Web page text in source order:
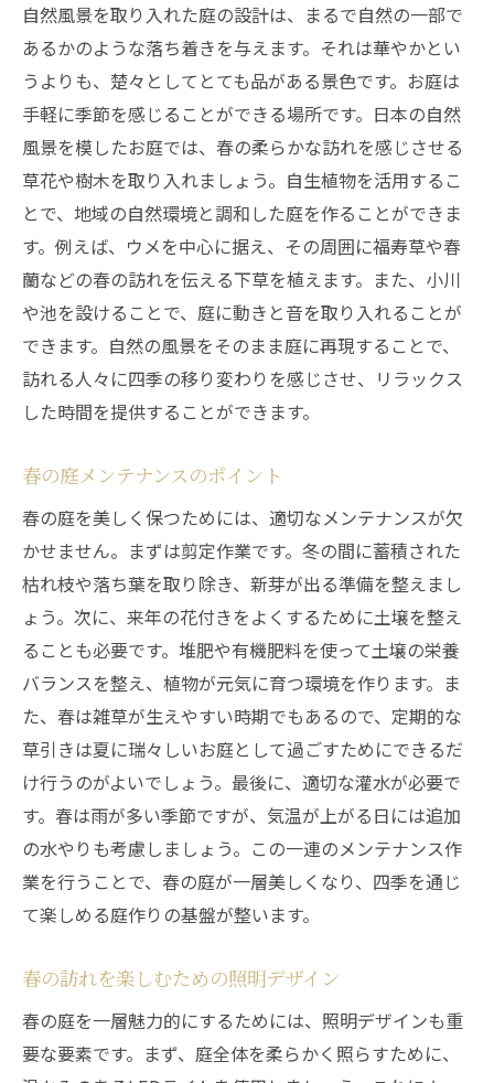
四季に応じた剪定のテクニック
お庭を美しく保つための土壌管理
一年を通じてお庭を楽しむためのメンテナ
ンス計画
四季を楽しむための造園術モダンな庭の設計と
維持方法
四季の変化を楽しむ庭の設計ポイント
モダンなデザインと自然の融合
四季折々の風景を楽しむ庭づくり
プロが提案するモダンなお庭の維持方法
季節のイベントを取り入れた庭デザイン
四季を感じるモダンな庭のための照明術
自然風景を取り入れた庭の設計は、まるで自然の一部で
あるかのような落ち着きを与えます。それは華やかとい
うよりも、楚々としてとても品がある景色です。お庭は
手軽に季節を感じることができる場所です。日本の自然
風景を模したお庭では、春の柔らかな訪れを感じさせる
草花や樹木を取り入れましょう。自生植物を活用するこ
とで、地域の自然環境と調和した庭を作ることができま
す。例えば、ウメを中心に据え、その周囲に福寿草や春
蘭などの春の訪れを伝える下草を植えます。また、小川
や池を設けることで、庭に動きと音を取り入れることが
できます。自然の風景をそのまま庭に再現することで、
訪れる人々に四季の移り変わりを感じさせ、リラックス
した時間を提供することができます。
春の庭メンテナンスのポイント
春の庭を美しく保つためには、適切なメンテナンスが欠
かせません。まずは剪定作業です。冬の間に蓄積された
枯れ枝や落ち葉を取り除き、新芽が出る準備を整えまし
ょう。次に、来年の花付きをよくするために土壌を整え
ることも必要です。堆肥や有機肥料を使って土壌の栄養
バランスを整え、植物が元気に育つ環境を作ります。ま
た、春は雑草が生えやすい時期でもあるので、定期的な
草引きは夏に瑞々しいお庭として過ごすためにできるだ
け行うのがよいでしょう。最後に、適切な灌水が必要で
す。春は雨が多い季節ですが、気温が上がる日には追加
の水やりも考慮しましょう。この一連のメンテナンス作
業を行うことで、春の庭が一層美しくなり、四季を通じ
て楽しめる庭作りの基盤が整います。
春の訪れを楽しむための照明デザイン
春の庭を一層魅力的にするためには、照明デザインも重
要な要素です。まず、庭全体を柔らかく照らすために、